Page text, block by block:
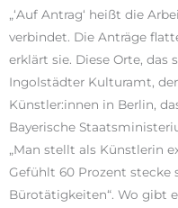
„‘Auf Antrag‘ heißt die
verbindet. Die Anträge
erklärt sie. Diese Orte, das
Ingolstädter Kulturamt,
Künstler:innen in Berlin,
Bayerische
„Man stellt als Künstlerin
Gefühlt 60 Prozent stecke
Bürotätigkeiten“. Wo gibt